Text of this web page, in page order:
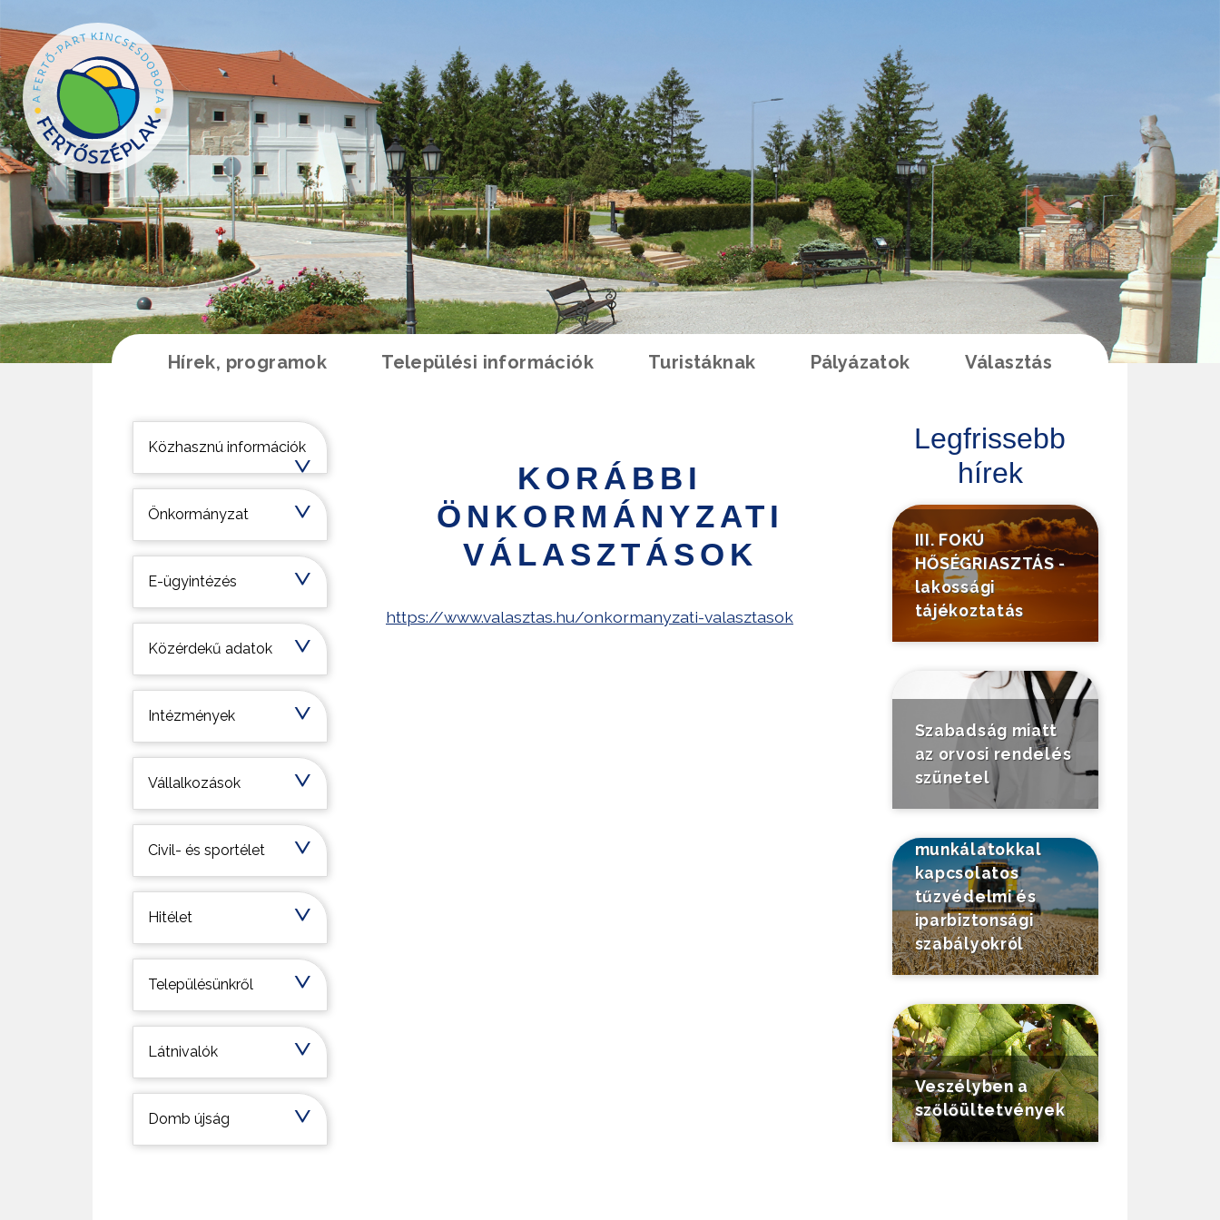
Hírek, programok Települési információk Turistáknak Pályázatok Választás
Települési információk
Közhasznú információk
Önkormányzat
E-ügyintézés
Közérdekű adatok
Intézmények
Vállalkozások
Civil- és sportélet
Hitélet
Településünkről
Látnivalók
Domb újság
KORÁBBI
ÖNKORMÁNYZATI
VÁLASZTÁSOK
https://www.valasztas.hu/onkormanyzati-valasztasok
Legfrissebb
hírek
III. FOKÚ
HŐSÉGRIASZTÁS -
lakossági
tájékoztatás
Szabadság miatt
az orvosi rendelés
szünetel
Tájékoztató a
munkálatokkal
kapcsolatos
tűzvédelmi és
iparbiztonsági
szabályokról
Veszélyben a
szőlőültetvények